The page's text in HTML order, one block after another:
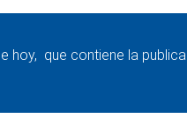
hoy, que contiene la